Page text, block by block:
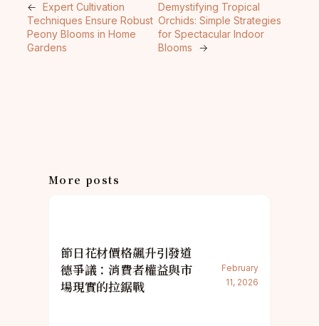
← Expert Cultivation
Techniques Ensure Robust
Peony Blooms in Home
Gardens
Demystifying Tropical
Orchids: Simple Strategies
for Spectacular Indoor
Blooms
→
More posts
節日花材價格飆升引發道
德爭議：消費者權益與市
場現實的拉鋸戰
February
11, 2026